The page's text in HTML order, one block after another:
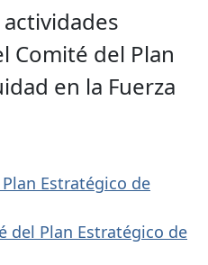
Comité del Plan
en la Fuerza
Estratégico de
del Plan Estratégico de